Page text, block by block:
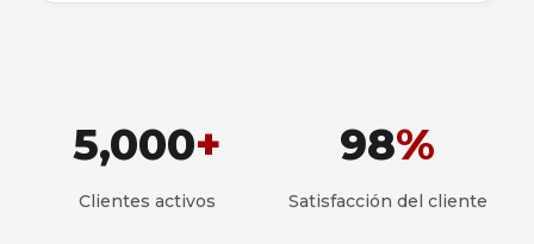
5,000+
Clientes activos
98%
Satisfacción del cliente